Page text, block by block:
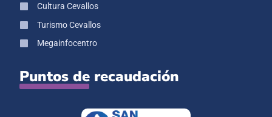
Cultura Cevallos
Turismo Cevallos
Megainfocentro
Puntos de recaudación